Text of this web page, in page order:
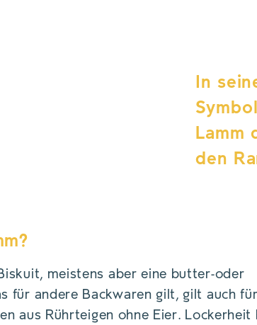
In
Lamm
den
meistens aber eine butter-oder
für andere Backwaren gilt, gilt auch
aus Rührteigen ohne Eier.